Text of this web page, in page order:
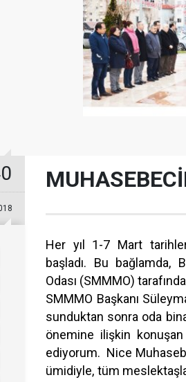
Her yıl 1-7 Mart
başladı. Bu bağlamda,
Odası (SMMMO)
SMMMO Başkanı
sunduktan sonra oda
önemine ilişkin
ediyorum. Nice
ümidiyle, tüm